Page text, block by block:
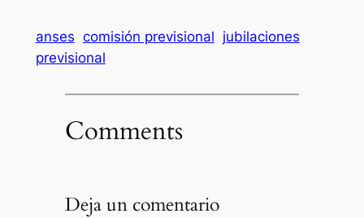
anses comisión previsional jubilaciones
previsional
Comments
Deja un comentario